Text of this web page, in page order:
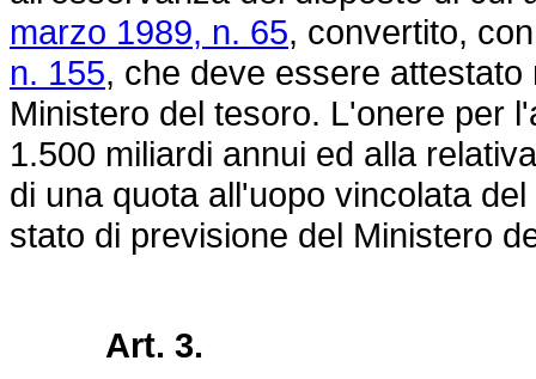
marzo 1989, n. 65, convertito,
n. 155, che deve essere
Ministero del tesoro. L'onere per
1.500 miliardi annui ed alla
di una quota all'uopo vincolata
stato di previsione del Ministero
Art. 3.